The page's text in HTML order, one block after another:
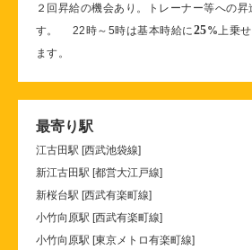
２回昇給の機会あり。トレーナー等への昇
す。 22時～5時は基本時給に25% 上乗
ます。
最寄り駅
江古田駅 [西武池袋線]
新江古田駅 [都営大江戸線]
新桜台駅 [西武有楽町線]
小竹向原駅 [西武有楽町線]
小竹向原駅 [東京メトロ有楽町線]